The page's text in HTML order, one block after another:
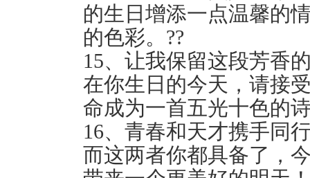
的生日增添一点温馨的
的色彩。??
15、让我保留这段芳香
在你生日的今天，请接
命成为一首五光十色的
16、青春和天才携手同
而这两者你都具备了，